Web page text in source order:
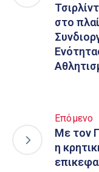
στο
Επόμενο
Με τον
η